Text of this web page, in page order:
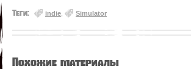
Теги: indie Simulator
Похожие материалы